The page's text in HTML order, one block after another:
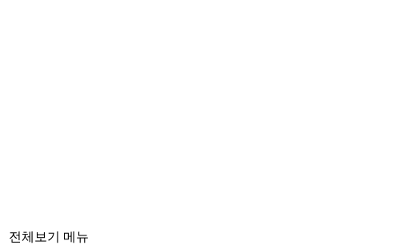
전체보기 메뉴